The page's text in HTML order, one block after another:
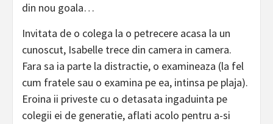
din nou goala…
Invitata de o colega la o petrecere acasa la un
cunoscut, Isabelle trece din camera in camera.
Fara sa ia parte la distractie, o examineaza (la fel
cum fratele sau o examina pe ea, intinsa pe plaja).
Eroina ii priveste cu o detasata ingaduinta pe
colegii ei de generatie, aflati acolo pentru a-si